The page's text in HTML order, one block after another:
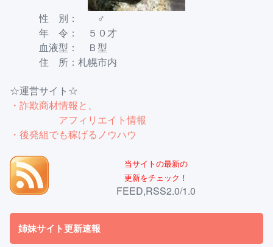
性 別： ♂
年 令： ５０才
血液型： Ｂ型
住 所：札幌市内
☆運営サイト☆
・詐欺商材情報と、
アフィリエイト情報
・後発組でも稼げるノウハウ
当サイトの最新の
更新をチェック！
FEED,RSS2.0/1.0
姉妹サイト更新速報